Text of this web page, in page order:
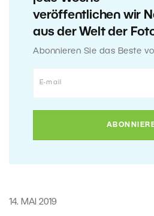
veröffentlichen wir
aus der Welt der
Abonnieren Sie das Beste
14. MAI 2019